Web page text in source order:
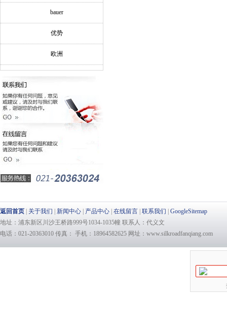
bauer
优势
欧洲
返回首页 关于我们 新闻中心 产品中心 在线留言 联系我们
GoogleSitemap
地址：浦东新区川沙王桥路999号1034-1035幢 联系人：代义文
电话：021-20363010 传真： 手机：18964582625 网址：www.silkroadfanqiang.com